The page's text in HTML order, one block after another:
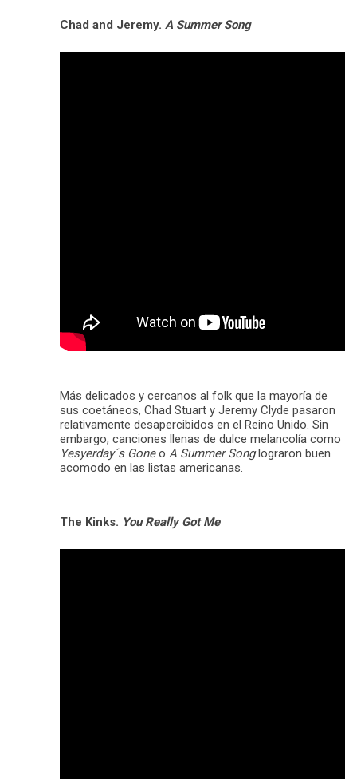
Chad and Jeremy. A Summer Song
Más delicados y cercanos al folk que la mayoría de
sus coetáneos, Chad Stuart y Jeremy Clyde pasaron
relativamente desapercibidos en el Reino Unido. Sin
embargo, canciones llenas de dulce melancolía como
Yesyerday´s Goneo A Summer Songlograron buen
acomodo en las listas americanas.
The Kinks. You Really Got Me